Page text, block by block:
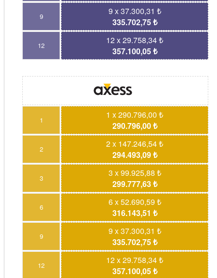
9
9 x 37.300,31 ₺
335.702,75 ₺
12
12 x 29.758,34 ₺
357.100,05 ₺
1
1 x 290.796,00 ₺
290.796,00 ₺
2
2 x 147.246,54 ₺
294.493,09 ₺
3
3 x 99.925,88 ₺
299.777,63 ₺
6
6 x 52.690,59 ₺
316.143,51 ₺
9
9 x 37.300,31 ₺
335.702,75 ₺
12
12 x 29.758,34 ₺
357.100,05 ₺